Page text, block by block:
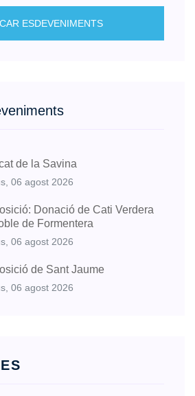
ESDEVENIMENTS
de la Savina
06 agost 2026
Donació de Cati Verdera
de Formentera
06 agost 2026
de Sant Jaume
06 agost 2026